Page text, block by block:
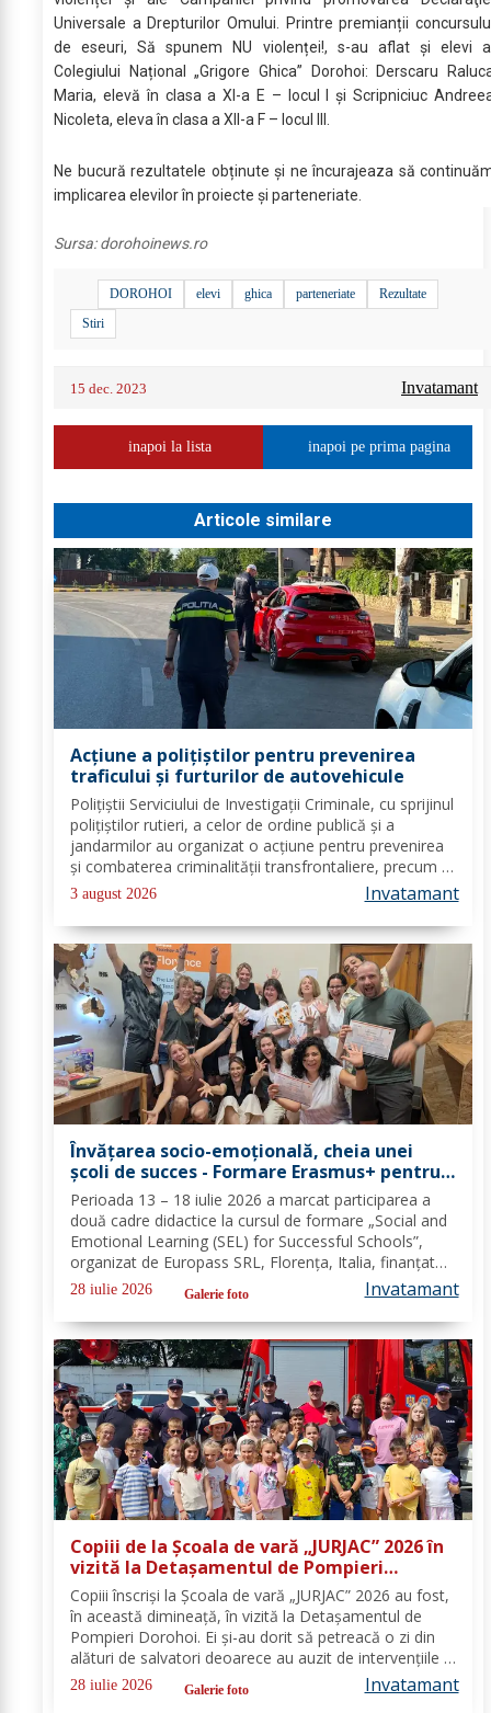
Universale a Drepturilor Omului. Printre premianții
de eseuri, Să spunem NU violenței!, s-au aflat și elevi
Colegiului Național „Grigore Ghica” Dorohoi: Derscaru
Maria, elevă în clasa a XI-a E – locul I și Scripniciuc
Nicoleta, eleva în clasa a XII-a F – locul III.
Ne bucură rezultatele obținute și ne încurajeaza să
implicarea elevilor în proiecte și parteneriate.
Sursa:dorohoinews.ro
DOROHOI elevi ghica parteneriate
Rezultate
Stiri
15 dec. 2023 Invatamant
inapoi la lista inapoi pe prima pagina
Articole similare
Acțiune a polițiștilor pentru prevenirea
traficului și furturilor de autovehicule
Polițiștii Serviciului de Investigații Criminale, cu sprijinul
polițiștilor rutieri, a celor de ordine publică și a
jandarmilor au organizat o acțiune pentru prevenirea
și combaterea criminalității transfrontaliere, precum și
pentru combaterea traficului și furturilor de
autovehicule, pe raza...
3 august 2026 Invatamant
Învățarea socio-emoțională, cheia unei
școli de succes - Formare Erasmus+ pentru
două cadre didactice de la Școala
Gimnazială „Spiru Haret” Dorohoi - FOTO
Perioada 13 – 18 iulie 2026 a marcat participarea a
două cadre didactice la cursul de formare „Social and
Emotional Learning (SEL) for Successful Schools”,
organizat de Europass SRL, Florența, Italia, finanțat
prin programul de Acreditare Erasmus +, domeniul
educație școlară număr de referință...
28 iulie 2026 Galerie foto Invatamant
Copiii de la Școala de vară „JURJAC” 2026 în
vizită la Detașamentul de Pompieri
Dorohoi - FOTO
Copiii înscriși la Școala de vară „JURJAC” 2026 au fost,
în această dimineață, în vizită la Detașamentul de
Pompieri Dorohoi. Ei și-au dorit să petreacă o zi din
alături de salvatori deoarece au auzit de intervențiile la
care au participat și de oamenii pe care i-au ajutat de-
a lungul timpului. „Ne...
28 iulie 2026 Galerie foto Invatamant